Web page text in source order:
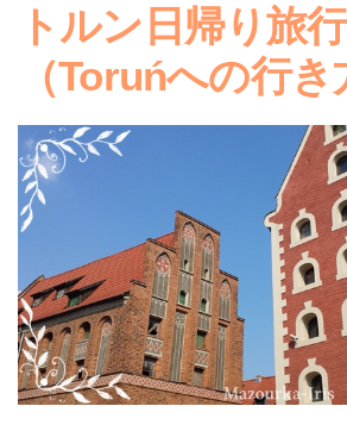
トルン日帰り旅行
（Toruńへの行き